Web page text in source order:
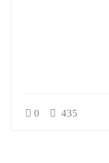
0 435